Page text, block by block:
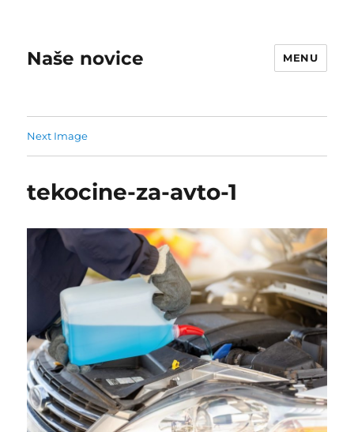
Naše novice MENU
Next Image
tekocine-za-avto-1